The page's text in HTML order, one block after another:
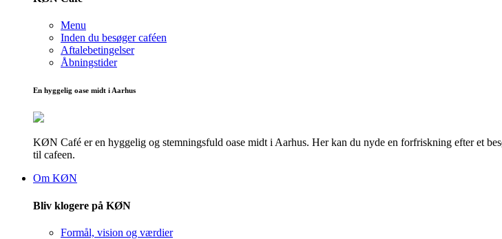
Menu
Inden du besøger caféen
Aftalebetingelser
Åbningstider
En hyggelig oase midt i Aarhus
KØN Café er en hyggelig og stemningsfuld oase midt i Aarhus. Her kan du nyde en forfriskning efter et
til cafeen.
Om KØN
Bliv klogere på KØN
Formål, vision og værdier